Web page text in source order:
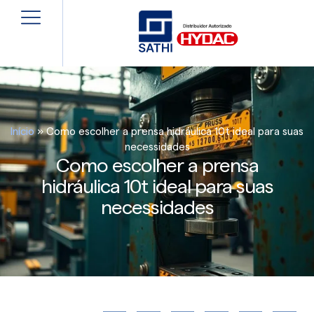
Início»Como escolher a prensa hidráulica 10t ideal para suas
necessidades
Como escolher a prensa
hidráulica 10t ideal para suas
necessidades